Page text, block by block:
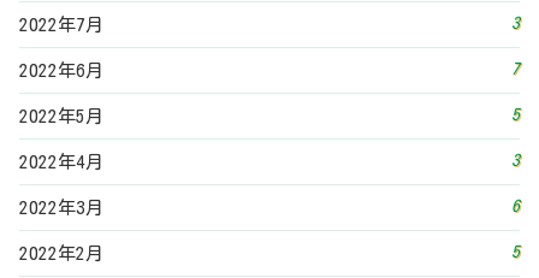
2022年7月 3
2022年6月 7
2022年5月 5
2022年4月 3
2022年3月 6
2022年2月 5